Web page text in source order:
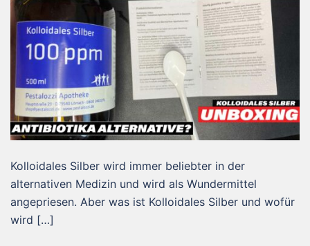
Kolloidales Silber wird immer beliebter in der
alternativen Medizin und wird als Wundermittel
angepriesen. Aber was ist Kolloidales Silber und wofür
wird […]